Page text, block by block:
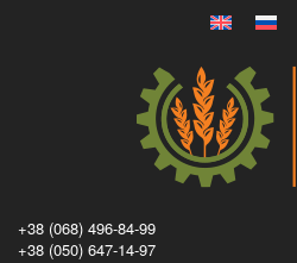
+38 (068) 496-84-99
+38 (050) 647-14-97